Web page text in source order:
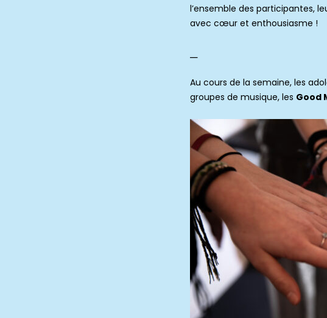
l’ensemble des participantes,
avec cœur et enthousiasme !
Au cours de la semaine, les
groupes de musique, les Good